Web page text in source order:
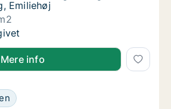
Emiliehøj
andelsbolig til salg i 8270
Mere info
andelsbolig til salg i 8270
til salg i 8270 Højbjerg,